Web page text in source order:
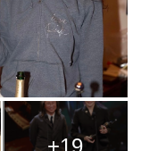
+19